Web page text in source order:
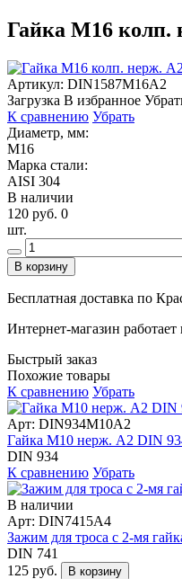
Гайка М16 колп.
Артикул: DIN1587М16А2
Загрузка В избранное
К сравнению Убрать
Диаметр, мм:
М16
Марка стали:
AISI 304
В наличии
120 руб. 0
шт.
В корзину
Бесплатная доставка по
Интернет-магазин
Быстрый заказ
Похожие товары
К сравнению Убрать
Арт: DIN934М10А2
Гайка М10 нерж. А2 DIN
DIN 934
К сравнению Убрать
В наличии
Арт: DIN7415А4
Зажим для троса с 2-мя
DIN 741
125 руб.
В корзину